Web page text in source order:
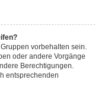
vorbehalten sein.
oder andere Vorgänge
Berechtigungen.
entsprechenden